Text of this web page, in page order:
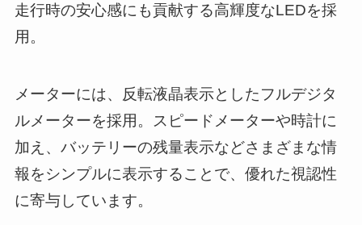
走行時の安心感にも貢献する高輝度なLEDを採
用。
メーターには、反転液晶表示としたフルデジタ
ルメーターを採用。スピードメーターや時計に
加え、バッテリーの残量表示などさまざまな情
報をシンプルに表示することで、優れた視認性
に寄与しています。